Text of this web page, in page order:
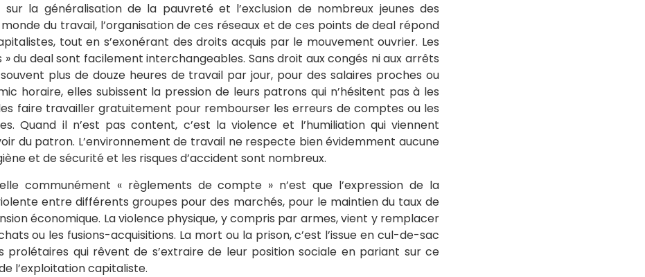
sur la généralisation de la pauvreté et l’exclusion de nombreux jeunes des
du travail, l’organisation de ces réseaux et de ces points de deal répond
tout en s’exonérant des droits acquis par le mouvement ouvrier. Les
» du deal sont facilement interchangeables. Sans droit aux congés ni aux arrêts
plus de douze heures de travail par jour, pour des salaires proches ou
horaire, elles subissent la pression de leurs patrons qui n’hésitent pas à les
faire travailler gratuitement pour rembourser les erreurs de comptes ou les
Quand il n’est pas content, c’est la violence et l’humiliation qui viennent
du patron. L’environnement de travail ne respecte bien évidemment aucune
et de sécurité et les risques d’accident sont nombreux.
communément « règlements de compte » n’est que l’expression de la
entre différents groupes pour des marchés, pour le maintien du taux de
économique. La violence physique, y compris par armes, vient y remplacer
ou les fusions-acquisitions. La mort ou la prison, c’est l’issue en cul-de-sac
prolétaires qui rêvent de s’extraire de leur position sociale en pariant sur ce
l’exploitation capitaliste.